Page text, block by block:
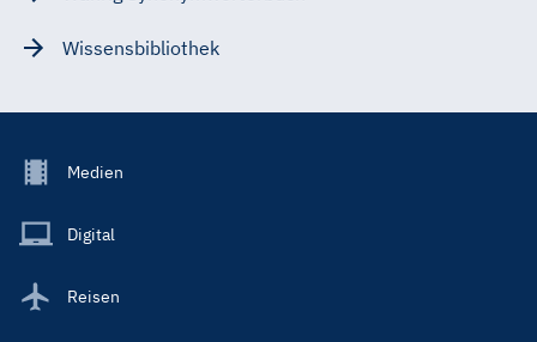
Wissensbibliothek
Footer
Main
Medien
Digital
Reisen